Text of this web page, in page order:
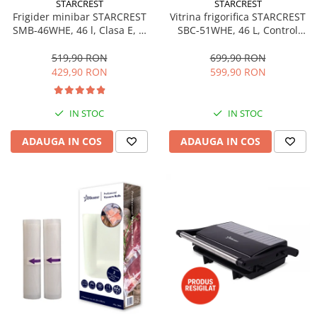
Aspiratoare
Mopuri electrice cu abur
Cantare corporale
Ingrijire tesaturi
Statii de calcat
Masini de cusut
Ondulatoare
Periute de dinti electrice
Pile electrice
Placi de indreptat parul
Plite
Preparare alimente
STARCREST
Frigider minibar STARCREST
SMB-46WHE, 46 l, Clasa E, H
519,90 RON
429,90 RON
IN STOC
ADAUGA IN COS
STARCREST
Vitrina frigorifica STARCREST
SBC-51WHE, 46 L, Control
48.8 cm, Alb
699,90 RON
599,90 RON
IN STOC
ADAUGA IN COS